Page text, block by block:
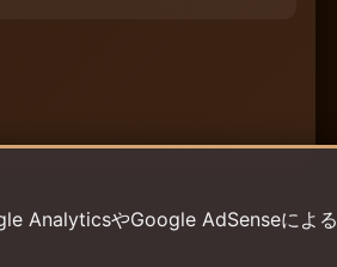
AnalyticsやGoogle AdSenseによる